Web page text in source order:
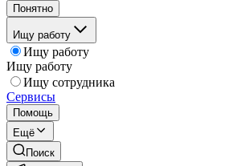
Понятно
Ищу работу
Ищу работу
Ищу работу
Ищу сотрудника
Сервисы
Помощь
Ещё
Поиск